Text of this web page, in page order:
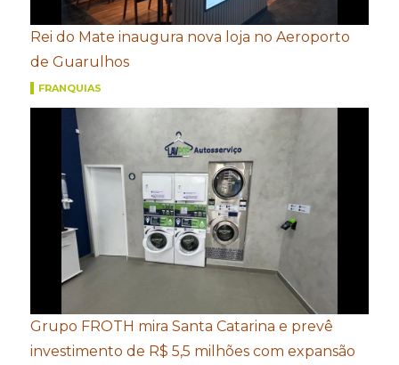
Rei do Mate inaugura nova loja no Aeroporto
de Guarulhos
FRANQUIAS
Grupo FROTH mira Santa Catarina e prevê
investimento de R$ 5,5 milhões com expansão